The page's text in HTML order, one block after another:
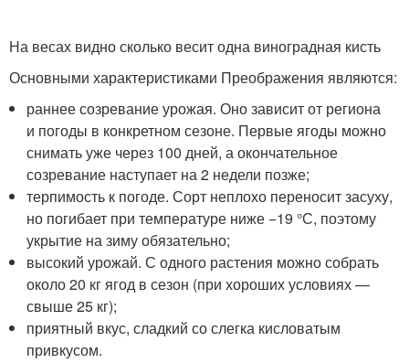
На весах видно сколько весит одна виноградная кисть
Основными характеристиками Преображения являются:
раннее созревание урожая. Оно зависит от региона
и погоды в конкретном сезоне. Первые ягоды можно
снимать уже через 100 дней, а окончательное
созревание наступает на 2 недели позже;
терпимость к погоде. Сорт неплохо переносит засуху,
но погибает при температуре ниже −19 °С, поэтому
укрытие на зиму обязательно;
высокий урожай. С одного растения можно собрать
около 20 кг ягод в сезон (при хороших условиях —
свыше 25 кг);
приятный вкус, сладкий со слегка кисловатым
привкусом.